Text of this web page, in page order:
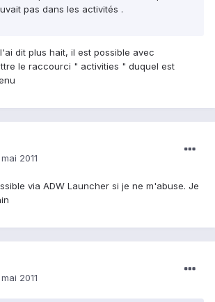
pas dans les activités .
dit plus hait, il est possible avec
le raccourci " activities " duquel est
mai 2011
via ADW Launcher si je ne m'abuse. Je
mai 2011